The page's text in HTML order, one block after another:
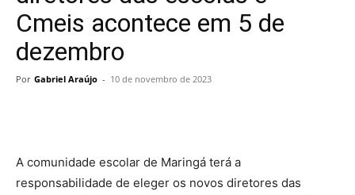
Cmeis acontece em 5 de
dezembro
Por Gabriel Araújo - 10 de novembro de 2023
A comunidade escolar de Maringá terá a
responsabilidade de eleger os novos diretores das